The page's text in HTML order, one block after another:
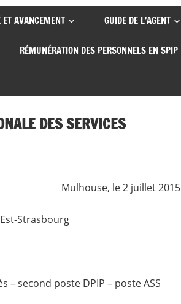
AVANCEMENT GUIDE DE L’AGENT
RÉMUNÉRATION DES PERSONNELS EN SPIP
DES SERVICES
Mulhouse, le 2 juillet 2015
Strasbourg
– second poste DPIP – poste ASS